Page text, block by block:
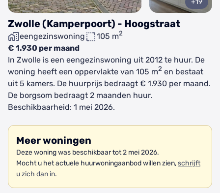
Zwolle (Kamperpoort) - Hoogstraat
eengezinswoning 105 m2
€ 1.930 per maand
+19
In Zwolle is een eengezinswoning uit 2012 te huur. De
woning heeft een oppervlakte van 105 m2 en bestaat
uit 5 kamers. De huurprijs bedraagt € 1.930 per maand.
De borgsom bedraagt 2 maanden huur.
Beschikbaarheid: 1 mei 2026.
Meer woningen
Deze woning was beschikbaar tot 2 mei 2026.
Mocht u het actuele huurwoningaanbod willen zien,schrijft
u zich dan in.